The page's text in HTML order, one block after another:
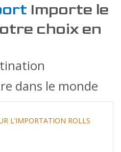
Importe le
choix en
dans le monde
L’IMPORTATION ROLLS